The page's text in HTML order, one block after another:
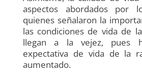
aspectos abordados por
quienes señalaron la
las condiciones de vida de
llegan a la vejez, pues
expectativa de vida de la
aumentado.